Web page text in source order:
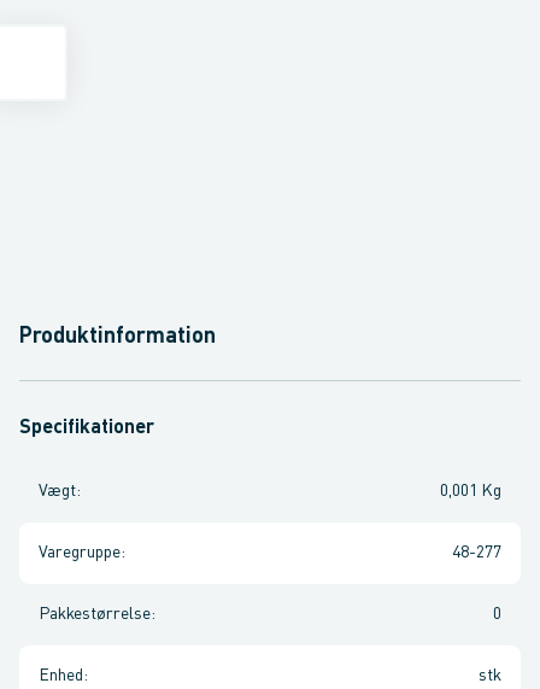
Produktinformation
Specifikationer
Vægt: 0,001 Kg
Varegruppe: 48-277
Pakkestørrelse: 0
Enhed : stk